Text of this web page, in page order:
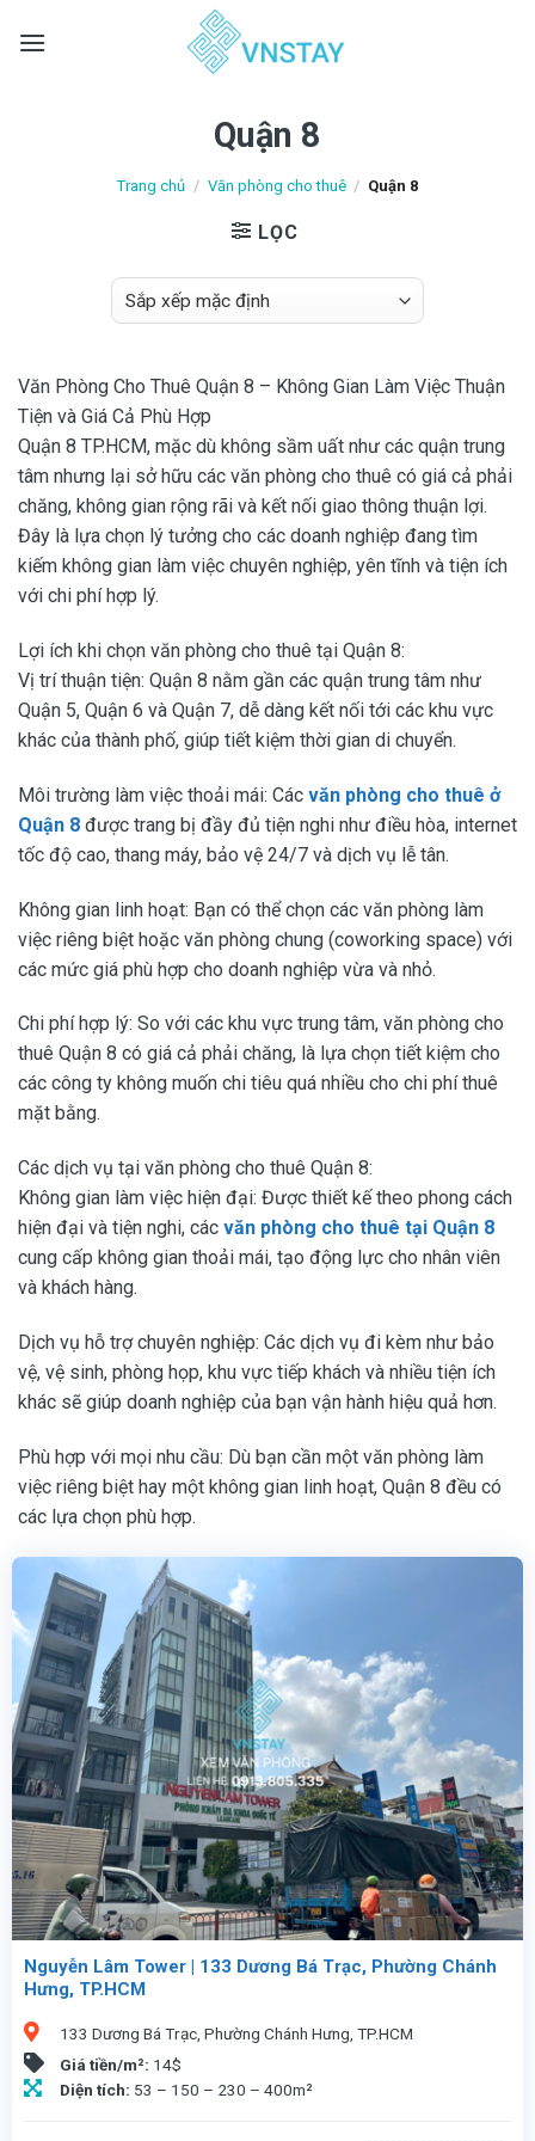
Quận 8
Trang chủ / Văn phòng cho thuê / Quận 8
LỌC
Văn Phòng Cho Thuê Quận 8 – Không Gian Làm Việc Thuận
Tiện và Giá Cả Phù Hợp
Quận 8 TP.HCM, mặc dù không sầm uất như các quận trung
tâm nhưng lại sở hữu các văn phòng cho thuê có giá cả phải
chăng, không gian rộng rãi và kết nối giao thông thuận lợi.
Đây là lựa chọn lý tưởng cho các doanh nghiệp đang tìm
kiếm không gian làm việc chuyên nghiệp, yên tĩnh và tiện ích
với chi phí hợp lý.
Lợi ích khi chọn văn phòng cho thuê tại Quận 8:
Vị trí thuận tiện: Quận 8 nằm gần các quận trung tâm như
Quận 5, Quận 6 và Quận 7, dễ dàng kết nối tới các khu vực
khác của thành phố, giúp tiết kiệm thời gian di chuyển.
Môi trường làm việc thoải mái: Các văn phòng cho thuê ở
Quận 8 được trang bị đầy đủ tiện nghi như điều hòa, internet
tốc độ cao, thang máy, bảo vệ 24/7 và dịch vụ lễ tân.
Không gian linh hoạt: Bạn có thể chọn các văn phòng làm
việc riêng biệt hoặc văn phòng chung (coworking space) với
các mức giá phù hợp cho doanh nghiệp vừa và nhỏ.
Chi phí hợp lý: So với các khu vực trung tâm, văn phòng cho
thuê Quận 8 có giá cả phải chăng, là lựa chọn tiết kiệm cho
các công ty không muốn chi tiêu quá nhiều cho chi phí thuê
mặt bằng.
Các dịch vụ tại văn phòng cho thuê Quận 8:
Không gian làm việc hiện đại: Được thiết kế theo phong cách
hiện đại và tiện nghi, các văn phòng cho thuê tại Quận 8
cung cấp không gian thoải mái, tạo động lực cho nhân viên
và khách hàng.
Dịch vụ hỗ trợ chuyên nghiệp: Các dịch vụ đi kèm như bảo
vệ, vệ sinh, phòng họp, khu vực tiếp khách và nhiều tiện ích
khác sẽ giúp doanh nghiệp của bạn vận hành hiệu quả hơn.
Phù hợp với mọi nhu cầu: Dù bạn cần một văn phòng làm
việc riêng biệt hay một không gian linh hoạt, Quận 8 đều có
các lựa chọn phù hợp.
Nguyễn Lâm Tower | 133 Dương Bá Trạc, Phường Chánh
Hưng, TP.HCM
133 Dương Bá Trạc, Phường Chánh Hưng, TP.HCM
Giá tiền/m²: 14$
Diện tích: 53 – 150 – 230 – 400m²